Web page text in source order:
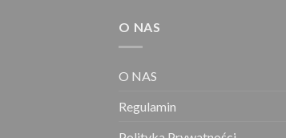
O NAS
O NAS
Regulamin